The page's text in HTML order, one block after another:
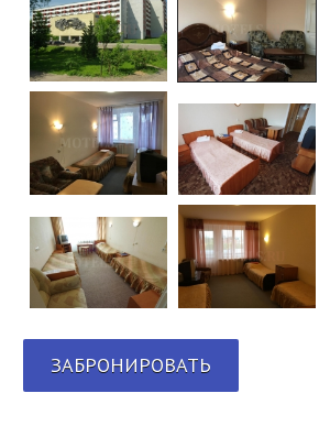
ЗАБРОНИРОВАТЬ